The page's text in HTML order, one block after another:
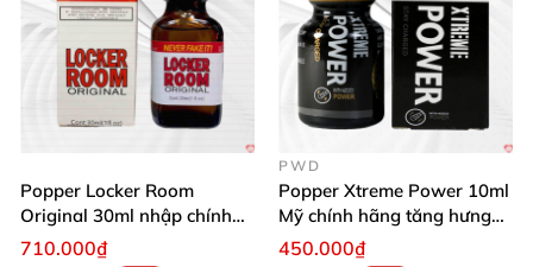
Popper Locker Room
Original 30ml nhập chính
hãng cảm giác cổ điển
710.000₫
PWD
Popper Xtreme Power 10ml
Mỹ chính hãng tăng hưng
phấn
450.000₫